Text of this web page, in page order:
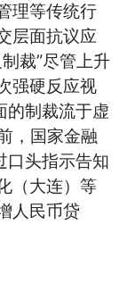
理等传统行
层面抗议应
裁”尽管上升
强硬反应视
的制裁流于虚
，国家金融
口头指示告知
（大连）等
人民币贷